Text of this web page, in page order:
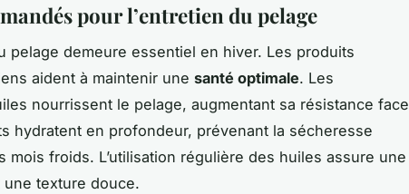
pour l’entretien du pelage
pelage demeure essentiel en hiver. Les produits
aident à maintenir une santé optimale. Les
nourrissent le pelage, augmentant sa résistance face
hydratent en profondeur, prévenant la sécheresse
mois froids. L’utilisation régulière des huiles assure une
texture douce.